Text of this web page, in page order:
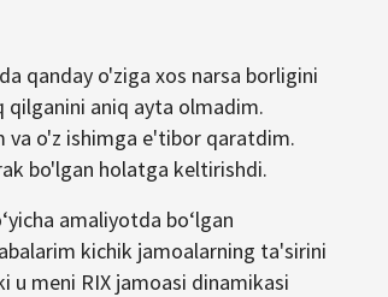
qanday o'ziga xos narsa borligini
aniq ayta olmadim.
va o'z ishimga e'tibor qaratdim.
bo'lgan holatga keltirishdi.
amaliyotda bo‘lgan
kichik jamoalarning ta'sirini
u meni RIX jamoasi dinamikasi